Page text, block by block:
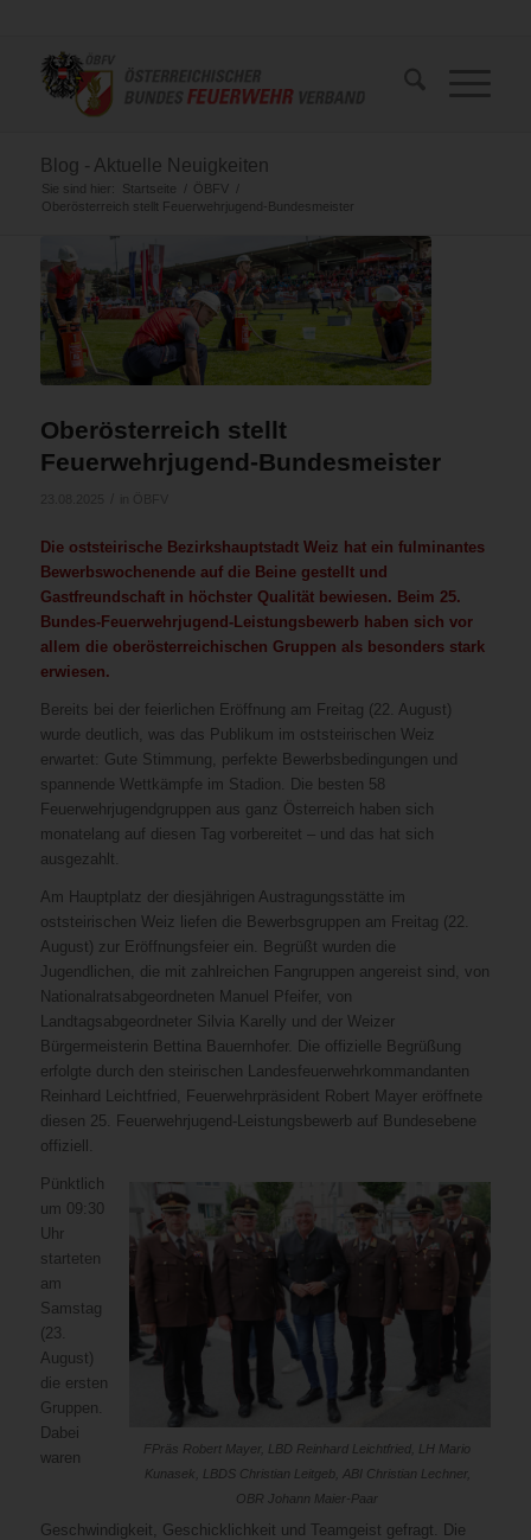
Blog - Aktuelle Neuigkeiten
Sie sind hier: Startseite / ÖBFV
/
Oberösterreich stellt Feuerwehrjugend-Bundesmeister
Oberösterreich stellt
Feuerwehrjugend-Bundesmeister
Die oststeirische Bezirkshauptstadt Weiz hat ein fulminantes
Bewerbswochenende auf die Beine gestellt und
Gastfreundschaft in höchster Qualität bewiesen. Beim 25.
Bundes-Feuerwehrjugend-Leistungsbewerb haben sich vor
allem die oberösterreichischen Gruppen als besonders stark
erwiesen.
Bereits bei der feierlichen Eröffnung am Freitag (22. August)
wurde deutlich, was das Publikum im oststeirischen Weiz
erwartet: Gute Stimmung, perfekte Bewerbsbedingungen und
spannende Wettkämpfe im Stadion. Die besten 58
Feuerwehrjugendgruppen aus ganz Österreich haben sich
monatelang auf diesen Tag vorbereitet – und das hat sich
ausgezahlt.
Am Hauptplatz der diesjährigen Austragungsstätte im
oststeirischen Weiz liefen die Bewerbsgruppen am Freitag (22.
August) zur Eröffnungsfeier ein. Begrüßt wurden die
Jugendlichen, die mit zahlreichen Fangruppen angereist sind, von
Nationalratsabgeordneten Manuel Pfeifer, von
Landtagsabgeordneter Silvia Karelly und der Weizer
Bürgermeisterin Bettina Bauernhofer. Die offizielle Begrüßung
erfolgte durch den steirischen Landesfeuerwehrkommandanten
Reinhard Leichtfried, Feuerwehrpräsident Robert Mayer eröffnete
diesen 25. Feuerwehrjugend-Leistungsbewerb auf Bundesebene
offiziell.
FPräs Robert Mayer, LBD Reinhard Leichtfried, LH Mario
Kunasek, LBDS Christian Leitgeb, ABI Christian Lechner,
OBR Johann Maier-Paar
Pünktlich
um 09:30
Uhr
starteten
am
Samstag
(23.
August)
die ersten
Gruppen.
Dabei
waren
Geschwindigkeit, Geschicklichkeit und Teamgeist gefragt. Die